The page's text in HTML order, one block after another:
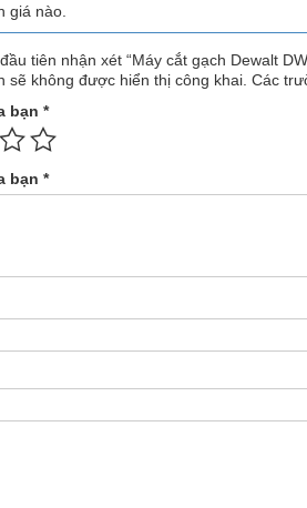
giá nào.
tiên nhận xét “Máy cắt gạch Dewalt
sẽ không được hiển thị công khai. Các
bạn *
bạn *